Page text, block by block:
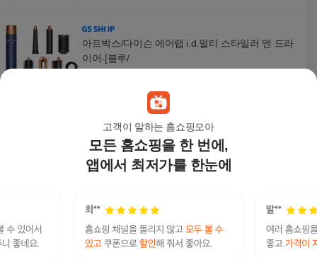
고객이 말하는 홈쇼핑모아
모든 홈쇼핑을 한 번에,
앱에서 최저가를 한눈에
아트박스/다이슨 에어랩 i.d.멀티 스타일러 앤 드라
이어-[블루/
아트박스/다이슨 에어랩 i.d 멀티스타일러(세라믹
핑크/로즈골드) +할인쿠폰
632,180원
[ .][탱글티저] 이지 드라이 앤 고 티클 핑크 +할인쿠